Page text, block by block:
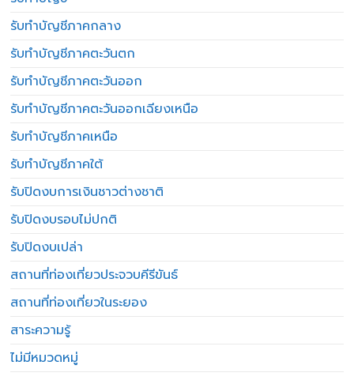
รับทำบัญชีภาคกลาง
รับทำบัญชีภาคตะวันตก
รับทำบัญชีภาคตะวันออก
รับทำบัญชีภาคตะวันออกเฉียงเหนือ
รับทำบัญชีภาคเหนือ
รับทำบัญชีภาคใต้
รับปิดงบการเงินชาวต่างชาติ
รับปิดงบรอบไม่ปกติ
รับปิดงบเปล่า
สถานที่ท่องเที่ยวประจวบคีรีขันธ์
สถานที่ท่องเที่ยวในระยอง
สาระความรู้
ไม่มีหมวดหมู่